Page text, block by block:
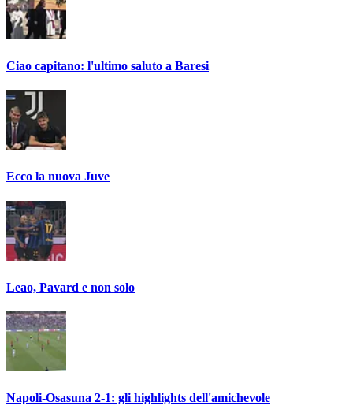
Ciao capitano: l'ultimo saluto a Baresi
Ecco la nuova Juve
Leao, Pavard e non solo
Napoli-Osasuna 2-1: gli highlights dell'amichevole